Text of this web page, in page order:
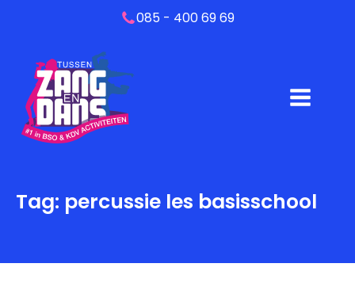
085 - 400 69 69
Tag: percussie les basisschool